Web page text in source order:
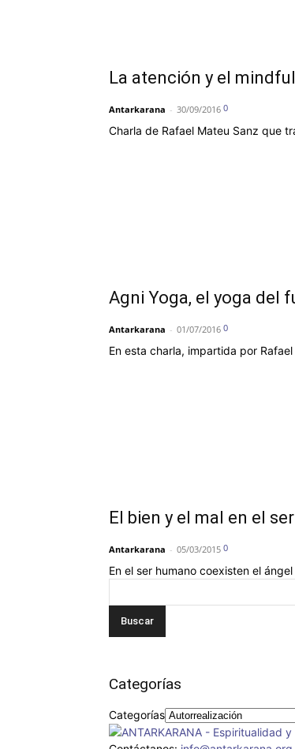
La atención y el
Antarkarana - 30/09/2016 0
Charla de Rafael Mateu Sanz que
Agni Yoga, el yoga del
Antarkarana - 01/07/2016 0
En esta charla, impartida por
El bien y el mal en el
Antarkarana - 05/03/2015 0
En el ser humano coexisten el
Categorías
Categorías